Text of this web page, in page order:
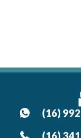
(16)
(16)